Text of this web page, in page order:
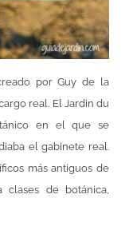
por Guy de la
real. El Jardin du
en el que se
el gabinete real.
más antiguos de
de botánica,